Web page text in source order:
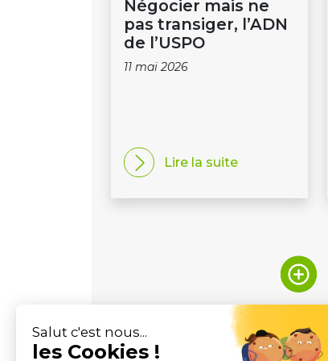
Négocier mais ne
pas transiger, l’ADN
de l’USPO
11 mai 2026
Lire la suite